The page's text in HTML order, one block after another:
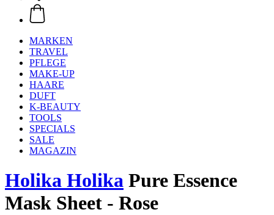
MARKEN
TRAVEL
PFLEGE
MAKE-UP
HAARE
DUFT
K-BEAUTY
TOOLS
SPECIALS
SALE
MAGAZIN
Holika Holika Pure Essence
Mask Sheet - Rose